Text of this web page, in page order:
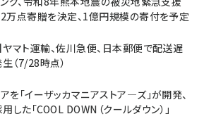
万点寄贈を決定、1億円規模の寄付を予定
ヤマト運輸、佐川急便、日本郵便で配送遅
（7/28時点）
を「イーザッカマニアストア―ズ」が開発、
した「COOL DOWN（クールダウン）」